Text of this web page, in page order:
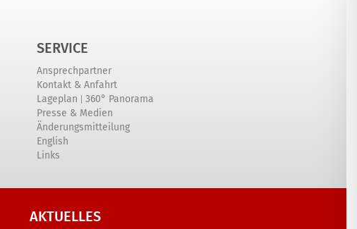
SERVICE
Ansprechpartner
Kontakt & Anfahrt
Lageplan | 360° Panorama
Presse & Medien
Änderungsmitteilung
English
Links
AKTUELLES